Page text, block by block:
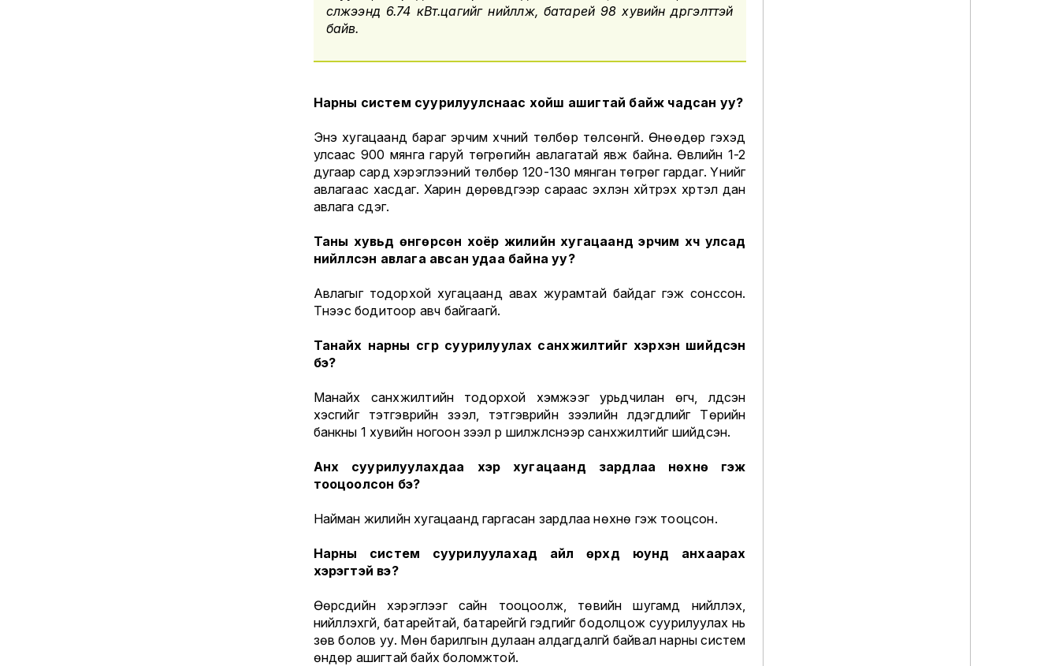
сүлжээнд 6.74 кВт.цагийг нийлүүлж, батарей 98 хувийн дүүргэлттэй
байв.
Нарны систем суурилуулснаас хойш ашигтай байж чадсан уу?
Энэ хугацаанд бараг эрчим хүчний төлбөр төлсөнгүй. Өнөөдөр гэхэд
улсаас 900 мянга гаруй төгрөгийн авлагатай явж байна. Өвлийн 1-2
дугаар сард хэрэглээний төлбөр 120-130 мянган төгрөг гардаг. Үүнийг
авлагаас хасдаг. Харин дөрөвдүгээр сараас эхлэн хүйтрэх хүртэл дан
авлага үүсдэг.
Таны хувьд өнгөрсөн хоёр жилийн хугацаанд эрчим хүч улсад
нийлүүлсэн авлага авсан удаа байна уу?
Авлагыг тодорхой хугацаанд авах журамтай байдаг гэж сонссон.
Түүнээс бодитоор авч байгаагүй.
Танайх нарны үүсгүүр суурилуулах санхүүжилтийг хэрхэн шийдсэн
бэ?
Манайх санхүүжилтийн тодорхой хэмжээг урьдчилан өгч, үлдсэн
хэсгийг тэтгэврийн зээл, тэтгэврийн зээлийн үлдэгдлийг Төрийн
банкны 1 хувийн ногоон зээл рүү шилжүүлснээр санхүүжилтийг шийдсэн.
Анх суурилуулахдаа хэр хугацаанд зардлаа нөхнө гэж
тооцоолсон бэ?
Найман жилийн хугацаанд гаргасан зардлаа нөхнө гэж тооцсон.
Нарны систем суурилуулахад айл өрхүүд юунд анхаарах
хэрэгтэй вэ?
Өөрсдийн хэрэглээг сайн тооцоолж, төвийн шугамд нийлүүлэх,
нийлүүлэхгүй, батарейтай, батарейгүй гэдгийг бодолцож суурилуулах нь
зөв болов уу. Мөн барилгын дулаан алдагдалгүй байвал нарны систем
өндөр ашигтай байх боломжтой.